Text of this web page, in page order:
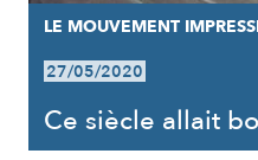
LE MOUVEMENT
27/05/2020
Ce siècle allait